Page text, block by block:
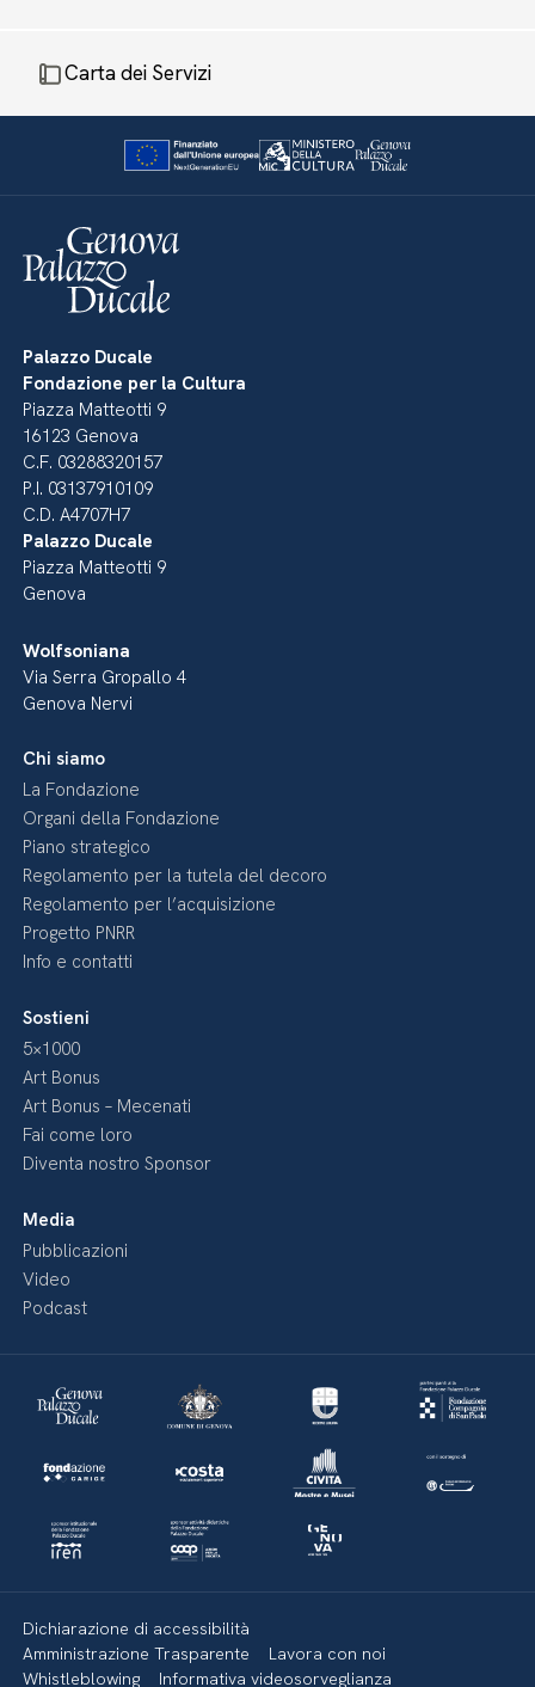
Carta dei Servizi
Palazzo Ducale
Fondazione per la Cultura
Piazza Matteotti 9
16123 Genova
C.F. 03288320157
P.I. 03137910109
C.D. A4707H7
Palazzo Ducale
Piazza Matteotti 9
Genova
Wolfsoniana
Via Serra Gropallo 4
Genova Nervi
Chi siamo
La Fondazione
Organi della Fondazione
Piano strategico
Regolamento per la tutela del decoro
Regolamento per l’acquisizione
Progetto PNRR
Info e contatti
Sostieni
5×1000
Art Bonus
Art Bonus – Mecenati
Fai come loro
Diventa nostro Sponsor
Media
Pubblicazioni
Video
Podcast
Dichiarazione di accessibilità
Amministrazione Trasparente
Lavora con noi
Whistleblowing
Informativa videosorveglianza